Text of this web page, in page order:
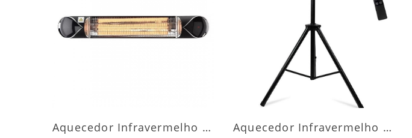
MAIS INFORMAÇÕES
Aquecedor Infravermelho Parede
MAIS INFORMAÇÕES
Aquecedor Infravermelho Pedestal